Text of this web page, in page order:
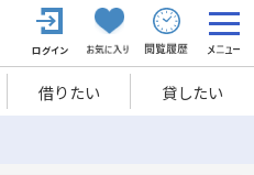
借りたい 貸したい